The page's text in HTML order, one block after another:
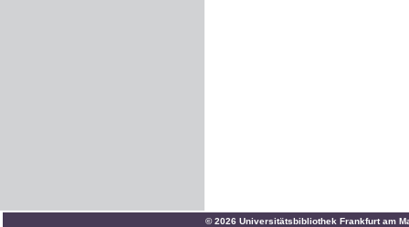
© 2026 Universitätsbibliothek Frankfurt am